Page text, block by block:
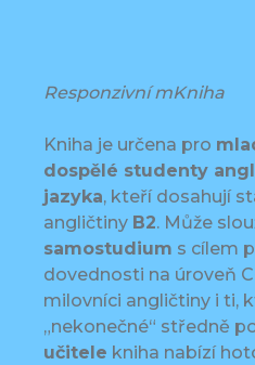
Responzivní mKniha
Kniha je určena pro
dospělé studenty
jazyka, kteří dosahují
angličtiny B2. Může
samostudium s cílem
dovednosti na úroveň
milovníci angličtiny i ti,
„nekonečné“ středně
učitele kniha nabízí